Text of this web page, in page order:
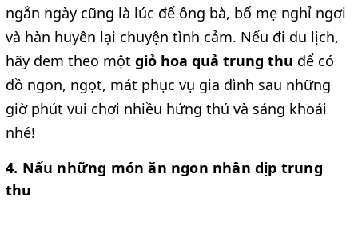
ngắn ngày cũng là lúc để ông bà, bố mẹ nghỉ ngơi
và hàn huyên lại chuyện tình cảm. Nếu đi du lịch,
hãy đem theo một giỏ hoa quả trung thu để có
đồ ngon, ngọt, mát phục vụ gia đình sau những
giờ phút vui chơi nhiều hứng thú và sáng khoái
nhé!
4. Nấu những món ăn ngon nhân dịp trung
thu